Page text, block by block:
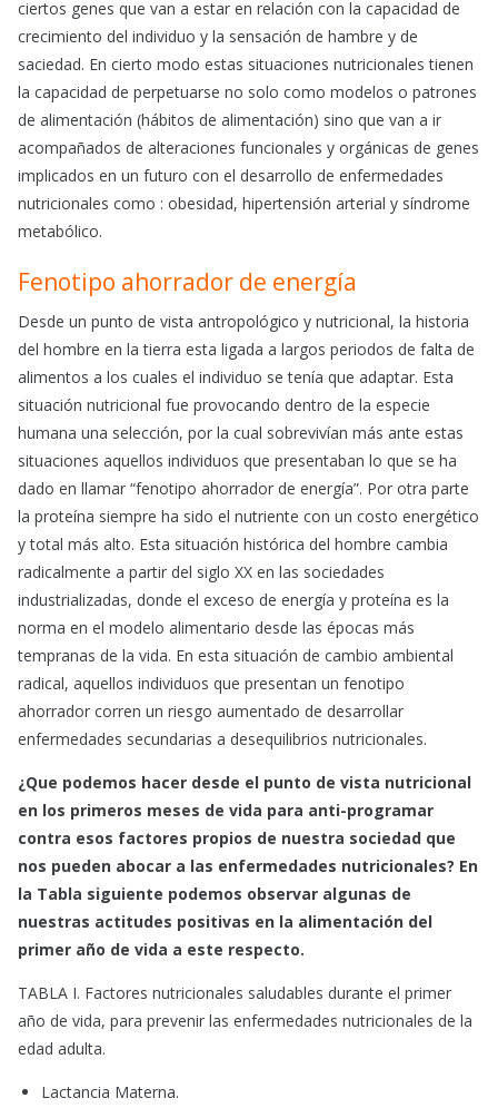
ciertos genes que van a estar en relación con la capacidad de
crecimiento del individuo y la sensación de hambre y de
saciedad. En cierto modo estas situaciones nutricionales tienen
la capacidad de perpetuarse no solo como modelos o patrones
de alimentación (hábitos de alimentación) sino que van a ir
acompañados de alteraciones funcionales y orgánicas de genes
implicados en un futuro con el desarrollo de enfermedades
nutricionales como : obesidad, hipertensión arterial y síndrome
metabólico.
Fenotipo ahorrador de energía
Desde un punto de vista antropológico y nutricional, la historia
del hombre en la tierra esta ligada a largos periodos de falta de
alimentos a los cuales el individuo se tenía que adaptar. Esta
situación nutricional fue provocando dentro de la especie
humana una selección, por la cual sobrevivían más ante estas
situaciones aquellos individuos que presentaban lo que se ha
dado en llamar “fenotipo ahorrador de energía”. Por otra parte
la proteína siempre ha sido el nutriente con un costo energético
y total más alto. Esta situación histórica del hombre cambia
radicalmente a partir del siglo XX en las sociedades
industrializadas, donde el exceso de energía y proteína es la
norma en el modelo alimentario desde las épocas más
tempranas de la vida. En esta situación de cambio ambiental
radical, aquellos individuos que presentan un fenotipo
ahorrador corren un riesgo aumentado de desarrollar
enfermedades secundarias a desequilibrios nutricionales.
¿Que podemos hacer desde el punto de vista nutricional
en los primeros meses de vida para anti-programar
contra esos factores propios de nuestra sociedad que
nos pueden abocar a las enfermedades nutricionales? En
la Tabla siguiente podemos observar algunas de
nuestras actitudes positivas en la alimentación del
primer año de vida a este respecto.
TABLA I. Factores nutricionales saludables durante el primer
año de vida, para prevenir las enfermedades nutricionales de la
edad adulta.
Lactancia Materna.